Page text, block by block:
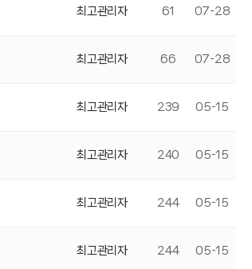
최고관리자 61 07-28
최고관리자 66 07-28
최고관리자 239 05-15
최고관리자 240 05-15
최고관리자 244 05-15
최고관리자 244 05-15